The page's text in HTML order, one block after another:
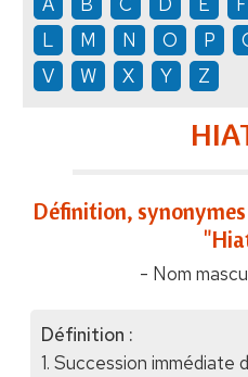
L
M N O P
V
W X Y Z
Définition,
- Nom
Définition :
1. Succession immédiate